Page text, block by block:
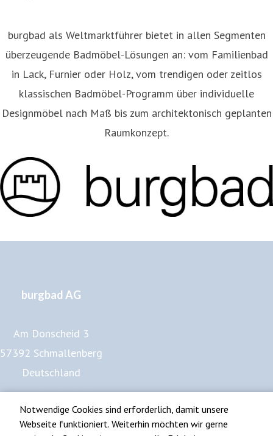
Notwendige Cookies sind erforderlich, damit unsere
Webseite funktioniert. Weiterhin möchten wir gerne
burgbad als Weltmarktführer bietet in allen Segmenten
überzeugende Badmöbel-Lösungen an: vom Familienbad
in Lack, Furnier oder Holz, vom trendigen oder zeitlos
klassischen Badmöbel-Programm über individuelle
Designmöbel nach Maß bis zum architektonisch geplanten
Raumkonzept.
burgbad AG
Am Donscheid 3
57392 Schmallenberg
Deutschland
www.burgbad.de
Impressum
Datenschutz